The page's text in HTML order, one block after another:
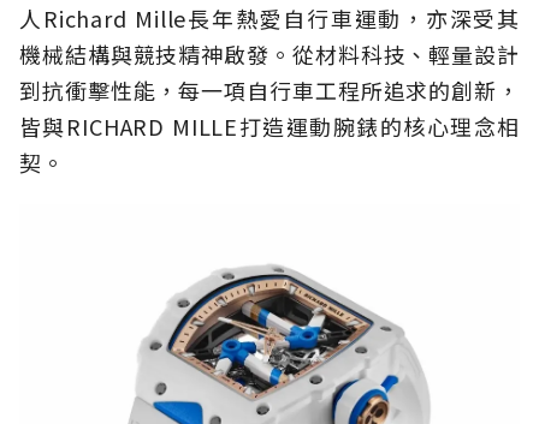
人Richard Mille長年熱愛自行車運動，亦深受其
機械結構與競技精神啟發。從材料科技、輕量設計
到抗衝擊性能，每一項自行車工程所追求的創新，
皆與RICHARD MILLE打造運動腕錶的核心理念相
契。